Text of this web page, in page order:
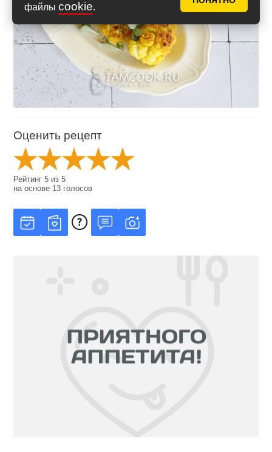
файлы cookie.
Оценить рецепт
Рейтинг5 из5
на основе 13 голосов